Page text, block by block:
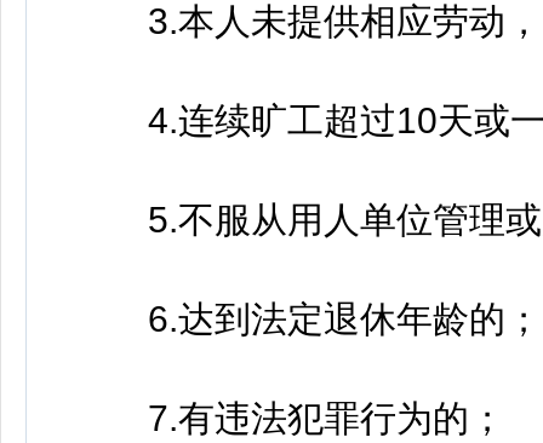
3.本人未提供相应劳动，
4.连续旷工超过10天或一
5.不服从用人单位管理或
6.达到法定退休年龄的；
7.有违法犯罪行为的；